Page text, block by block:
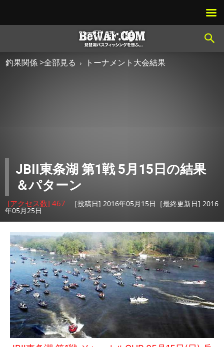
釣果関係 >全部見る トーナメント大会結果
JBII東条湖 第1戦 5月15日の結果
＆パターン
[アクセス数] 467 ［投稿日] 2016年05月15日［最終更新日] 2016
年05月25日